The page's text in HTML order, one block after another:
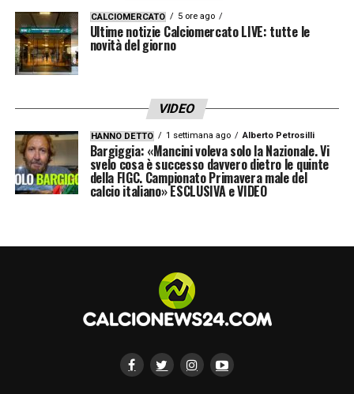
CALCIOMERCATO 5 ore ago
Ultime notizie Calciomercato LIVE: tutte le
novità del giorno
VIDEO
HANNO DETTO 1 settimana ago Alberto Petrosilli
Bargiggia: «Mancini voleva solo la Nazionale. Vi
svelo cosa è successo davvero dietro le quinte
della FIGC. Campionato Primavera male del
calcio italiano» ESCLUSIVA e VIDEO